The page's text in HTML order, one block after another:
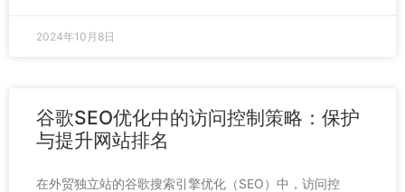
2024年10月8日
谷歌SEO优化中的访问控制策略：保护
与提升网站排名
在外贸独立站的谷歌搜索引擎优化（SEO）中，访问控